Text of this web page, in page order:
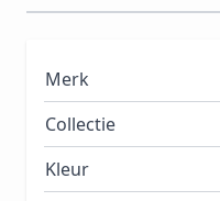
Merk
Collectie
Kleur